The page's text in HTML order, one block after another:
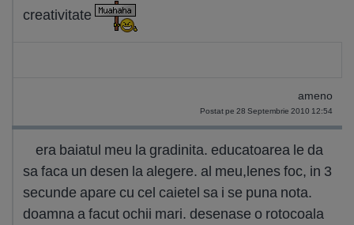
creativitate
ameno
Postat pe 28 Septembrie 2010 12:54
era baiatul meu la gradinita. educatoarea le da
sa faca un desen la alegere. al meu,lenes foc, in 3
secunde apare cu cel caietel sa i se puna nota.
doamna a facut ochii mari. desenase o rotocoala